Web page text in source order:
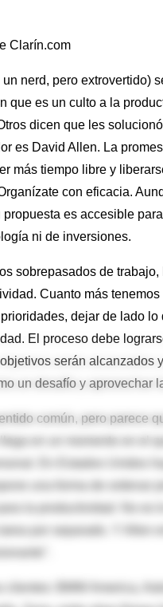
Clarín.com
nerd, pero extrovertido)
que es un culto a la
dicen que les
es David Allen. La
más tiempo libre y
con eficacia.
es accesible
ni de inversiones.
sobrepasados de
Cuanto más
dejar de lado
El proceso debe
serán alcanzados
un desafío y aprovechar
común, pero parece
en un momento en el
En Estados Unidos
la productividad. No es
clientes: BMW America,